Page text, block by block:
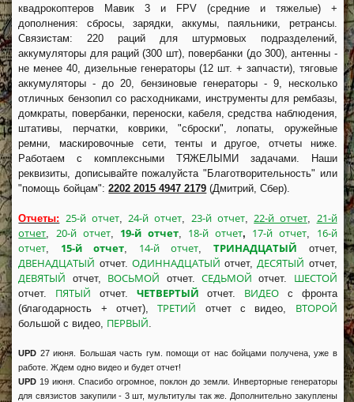
квадрокоптеров Мавик 3 и FPV (средние и тяжелые) +
дополнения: сбросы, зарядки, аккумы, паяльники, ретрансы.
Связистам: 220 раций для штурмовых подразделений,
аккумуляторы для раций (300 шт), повербанки (до 300), антенны -
не менее 40, дизельные генераторы (12 шт. + запчасти), тяговые
аккумуляторы - до 20, бензиновые генераторы - 9, несколько
отличных бензопил со расходниками, инструменты для рембазы,
домкраты, повербанки, переноски, кабеля, средства наблюдения,
штативы, перчатки, коврики, "сброски", лопаты, оружейные
ремни, маскировочные сети, тенты и другое, отчеты ниже.
Работаем с комплексными ТЯЖЕЛЫМИ задачами. Наши
реквизиты, дописывайте пожалуйста "Благотворительность" или
"помощь бойцам":2202 2015 4947 2179 (Дмитрий, Сбер).
Отчеты: 25-й отчет, 24-й отчет 23-й отчет, 22-й отчет, 21-й
отчет
20-й отчет, 19-й отчет, 18-й отчет, 17-й отчет
16-й
отчет
15-й отчет 14-й отчет, ТРИНАДЦАТЫЙ отчет,
ДВЕНАДЦАТЫЙ отчет. ОДИННАДЦАТЫЙ отчет, ДЕСЯТЫЙ отчет,
ДЕВЯТЫЙ отчет, ВОСЬМОЙ отчет. СЕДЬМОЙ отчет. ШЕСТОЙ
отчет. ПЯТЫЙ отчет. ЧЕТВЕРТЫЙ отчет. ВИДЕО с фронта
(благодарность + отчет),ТРЕТИЙ отчет с видео, ВТОРОЙ
большой с видео, ПЕРВЫЙ
UPD 27 июня. Большая часть гум. помощи от нас бойцами получена, уже в
работе. Ждем одно видео и будет отчет!
UPD 19 июня. Спасибо огромное, поклон до земли. Инверторные генераторы
для связистов закупили - 3 шт, мультитулы так же. Дополнительно закуплены